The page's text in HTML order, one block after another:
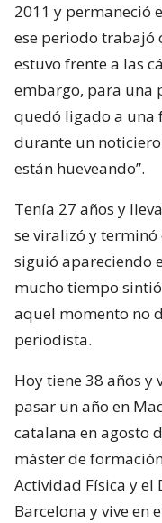
2011 y permaneció
ese periodo trabajó
estuvo frente a las
embargo, para una
quedó ligado a una
durante un noticiero
están hueveando”.
Tenía 27 años y
se viralizó y
siguió apareciendo
mucho tiempo
aquel momento no
periodista.
Hoy tiene 38 años y
pasar un año en
catalana en agosto
máster de
Actividad Física y el
Barcelona y vive en